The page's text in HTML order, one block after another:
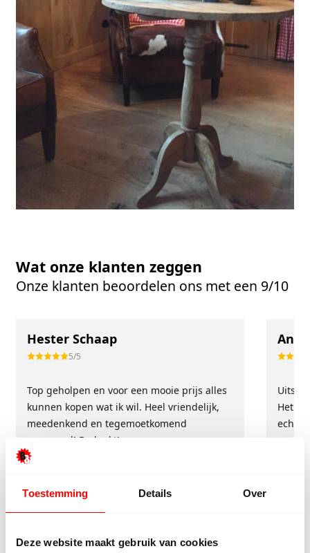
Toestemming Details Over
Deze website maakt gebruik van cookies
Wat onze klanten zeggen
Onze klanten beoordelen ons met een 9/10
Hester Schaap
5/5
Top geholpen en voor een mooie prijs alles
kunnen kopen wat ik wil. Heel vriendelijk,
meedenkend en tegemoetkomend
personeel! Bedankt!
Het
echt